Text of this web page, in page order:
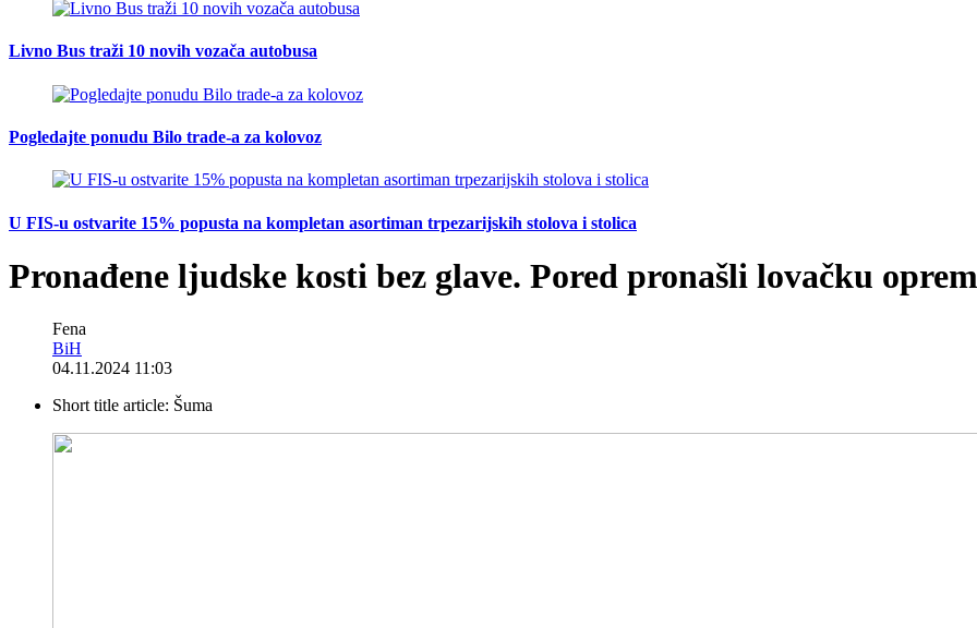
Livno Bus traži 10 novih vozača autobusa
Pogledajte ponudu Bilo trade-a za kolovoz
U FIS-u ostvarite 15% popusta na kompletan asortiman trpezarijskih stolova i stolica
Pronađene ljudske kosti bez glave. Pored pronašli lovačku
Fena
BiH
04.11.2024 11:03
Short title article: Šuma